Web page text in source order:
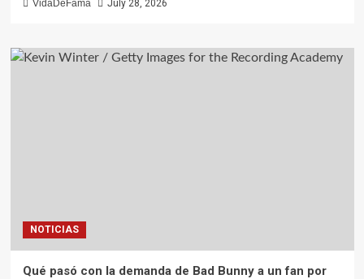
VidaDeFama July 28, 2026
NOTICIAS
Qué pasó con la demanda de Bad Bunny a un fan por